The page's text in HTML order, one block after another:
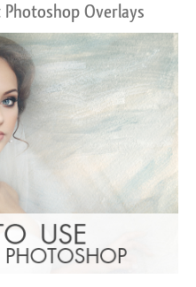
Overlays